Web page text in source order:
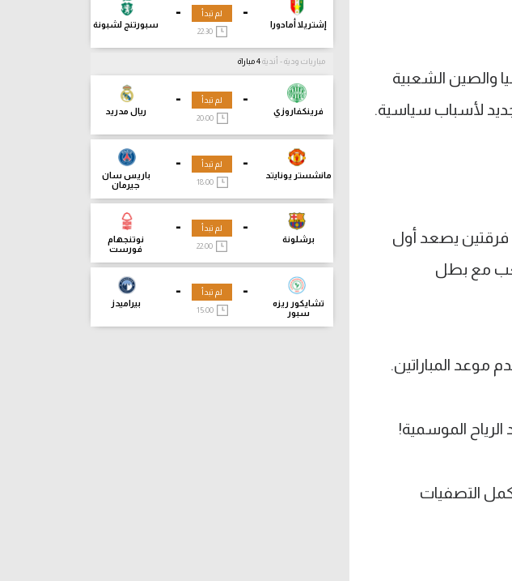
والصين الشعبية
لأسباب سياسية.
يصعد أول
مع بطل
موعد المباراتين.
الرياح الموسمية!
التصفيات
-
إشتريلا أمادورا
-
سبورتنج لشبونة
لم تبدأ
22:30
مباريات ودية - أندية
-
فرينكفاروزي
-
ريال مدريد
لم تبدأ
20:00
-
مانشستر يونايتد
-
باريس سان
جيرمان
لم تبدأ
18:00
-
برشلونة
-
نوتنجهام
فورست
لم تبدأ
-
تشايكور ريزه
سبور
-
بيراميدز
لم تبدأ
15:00